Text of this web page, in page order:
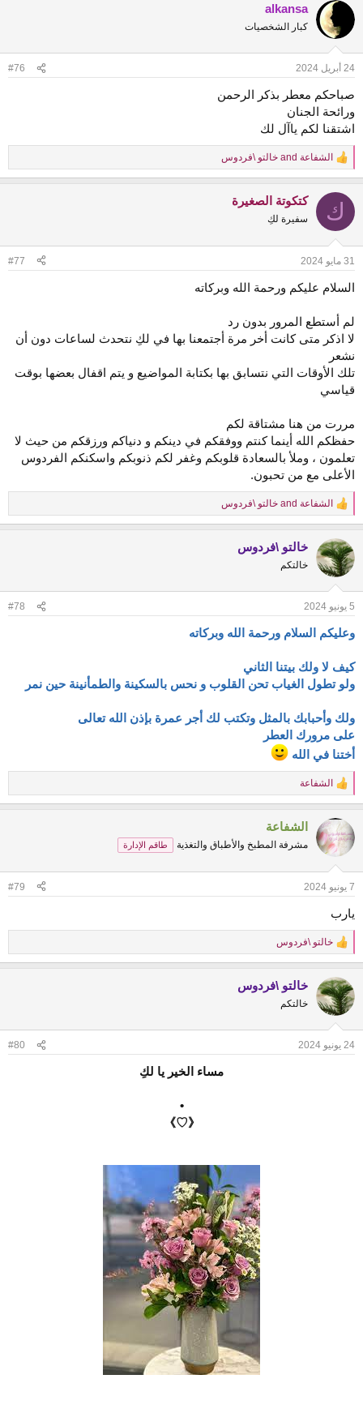
c
i
s
alkansa
كبار الشخصيات
24 أبريل 2024 #76
صباحكم معطر بذكر الرحمن
ورائحة الجنان
اشتقنا لكم ياآل لك
R
e
c
i
s
الشفاعة خالتو \فردوس
ك كتكوتة الصغيرة
سفيرة لكِ
31 مايو 2024 #77
السلام عليكم ورحمة الله وبركاته
لم أستطع المرور بدون رد
لا اذكر متى كانت أخر مرة أجتمعنا بها في لكِ نتحدث لساعات دون أن
نشعر
تلك الأوقات التي نتسابق بها بكتابة المواضيع و يتم اقفال بعضها بوقت
قياسي
مررت من هنا مشتاقة لكم
حفظكم الله أينما كنتم ووفقكم في دينكم و دنياكم ورزقكم من حيث لا
تعلمون ، وملأ بالسعادة قلوبكم وغفر لكم ذنوبكم واسكنكم الفردوس
الأعلى مع من تحبون.
R
e
c
t
i
s
الشفاعة خالتو \فردوس
خالتو \فردوس
خالتكم
5 يونيو 2024 #78
وعليكم السلام ورحمة الله وبركاته
كيف لا ولك بيتنا الثاني
ولو تطول الغياب تحن القلوب و نحس بالسكينة والطمأنينة حين نمر
ولك وأحبابك بالمثل وتكتب لك أجر عمرة بإذن الله تعالى
على مرورك العطر
أختنا في الله
R
e
c
t
i
s
الشفاعة
الشفاعة
مشرفة المطبخ والأطباق والتغذية طاقم الإدارة
7 يونيو 2024 #79
يارب
R
e
c
t
i
s
خالتو \فردوس
خالتو \فردوس
خالتكم
24 يونيو 2024 #80
مساء الخير يا لكِ
•
《♡》